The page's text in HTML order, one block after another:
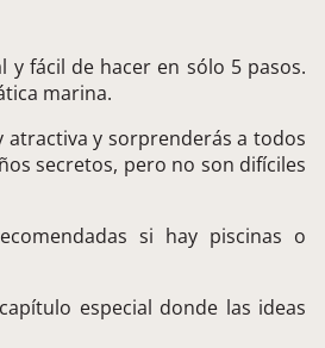
fácil de hacer en sólo 5 pasos.
marina.
y sorprenderás a todos
secretos, pero no son difíciles
si hay piscinas o
especial donde las ideas